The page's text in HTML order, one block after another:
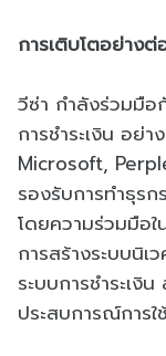
การเติบโตอย่าง
วีซ่า กำลังร่วมมือ
การชำระเงิน อย่
Microsoft,
รองรับการทำธุร
โดยความร่วมมือ
การสร้างระบบนิ
ระบบการชำระเงิ
ประสบการณ์การ